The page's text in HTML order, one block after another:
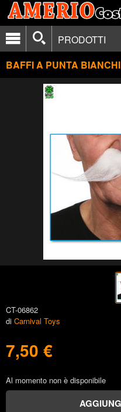
PRODOTTI
BAFFI A PUNTA BIANCHI
CT-06862
di Carnival Toys
7,50 €
Al momento non è disponibile